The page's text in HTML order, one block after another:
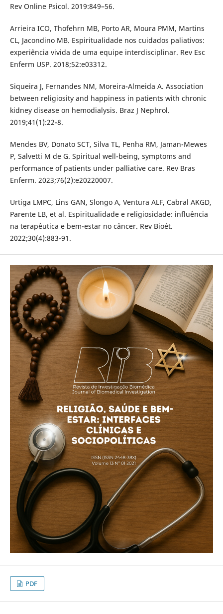
Rev Online Psicol. 2019:849–56.
Arrieira ICO, Thofehrn MB, Porto AR, Moura PMM, Martins
CL, Jacondino MB. Espiritualidade nos cuidados paliativos:
experiência vivida de uma equipe interdisciplinar. Rev Esc
Enferm USP. 2018;52:e03312.
Siqueira J, Fernandes NM, Moreira-Almeida A. Association
between religiosity and happiness in patients with chronic
kidney disease on hemodialysis. Braz J Nephrol.
2019;41(1):22-8.
Mendes BV, Donato SCT, Silva TL, Penha RM, Jaman-Mewes
P, Salvetti M de G. Spiritual well-being, symptoms and
performance of patients under palliative care. Rev Bras
Enferm. 2023;76(2):e20220007.
Urtiga LMPC, Lins GAN, Slongo A, Ventura ALF, Cabral AKGD,
Parente LB, et al. Espiritualidade e religiosidade: influência
na terapêutica e bem-estar no câncer. Rev Bioét.
2022;30(4):883-91.
PDF